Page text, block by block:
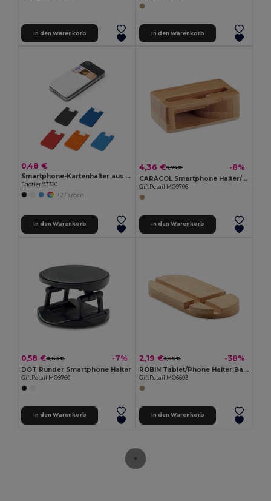
In den Warenkorb In den Warenkorb
0,48 €
Smartphone-Kartenhalter aus Silikon
Egotier 93320
+2 Farben
In den Warenkorb
4,36 €4,74 € -8%
CARACOL Smartphone Halter/Verstärker
GiftRetail MO9706
In den Warenkorb
0,58 €0,63 € -7%
DOT Runder Smartphone Halter
GiftRetail MO9760
In den Warenkorb
2,19 €3,55 € -38%
ROBIN Tablet/Phone Halter Bambus
GiftRetail MO6603
In den Warenkorb